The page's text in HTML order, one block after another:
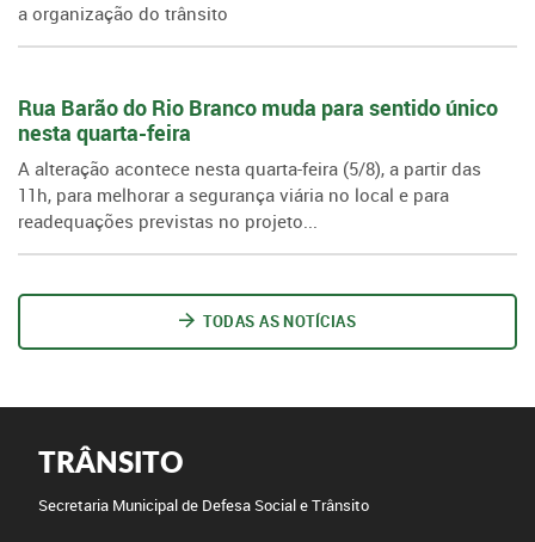
a organização do trânsito
Rua Barão do Rio Branco muda para sentido único
nesta quarta-feira
A alteração acontece nesta quarta-feira (5/8), a partir das
11h, para melhorar a segurança viária no local e para
readequações previstas no projeto...
TODAS AS NOTÍCIAS
TRÂNSITO
Secretaria Municipal de Defesa Social e Trânsito